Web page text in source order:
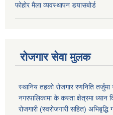
फोहोर मैला व्यवस्थापन डयासबोर्ड
रोजगार सेवा मुलक
स्थानिय तहको रोजगार रणनिति
नगरपालिकामा के कस्ता क्षेत्रमा ध्यान
रोजगारी (स्वरोजगारी सहित)